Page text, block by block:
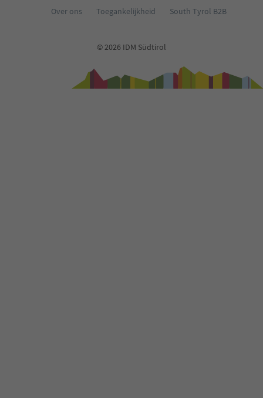
Over ons
Toegankelijkheid South Tyrol B2B
© 2026 IDM Südtirol